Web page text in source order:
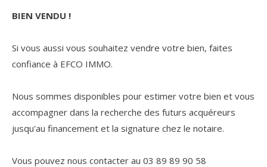
BIEN VENDU !
Si vous aussi vous souhaitez vendre votre bien, faites
confiance à EFCO IMMO.
Nous sommes disponibles pour estimer votre bien et vous
accompagner dans la recherche des futurs acquéreurs
jusqu'au financement et la signature chez le notaire.
Vous pouvez nous contacter au 03 89 89 90 58